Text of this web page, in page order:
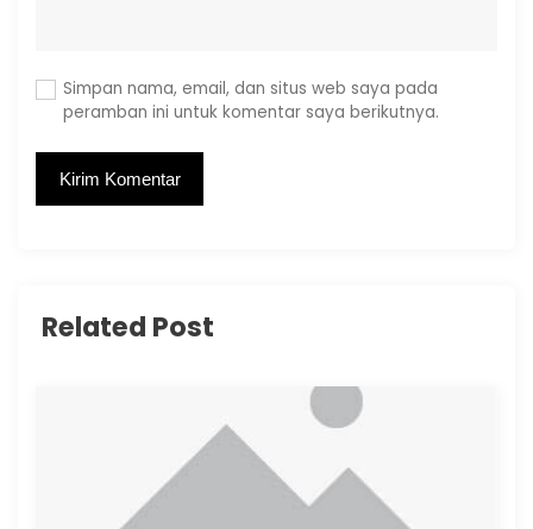
Simpan nama, email, dan situs web saya pada
peramban ini untuk komentar saya berikutnya.
Related Post